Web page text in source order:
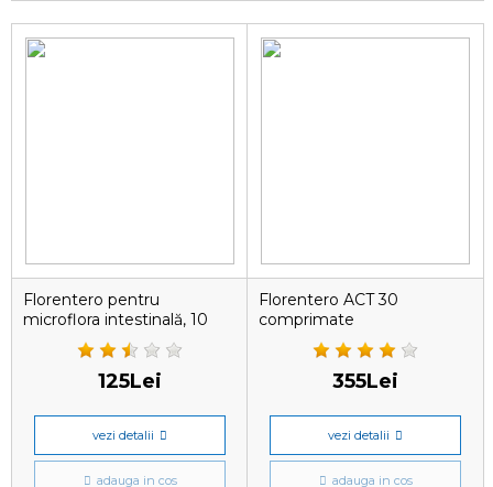
Florentero pentru
microflora intestinală, 10
125Lei
vezi detalii
adauga in cos
Florentero ACT 30
comprimate
355Lei
vezi detalii
adauga in cos